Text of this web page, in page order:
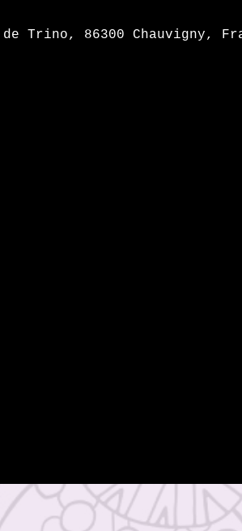
Trino, 86300 Chauvigny,